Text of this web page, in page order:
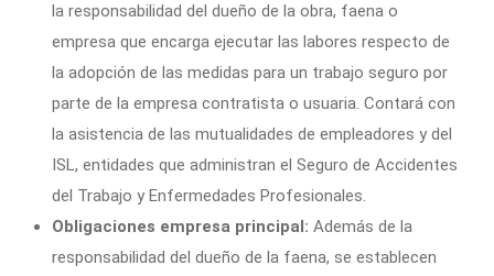
la responsabilidad del dueño de la obra, faena o
empresa que encarga ejecutar las labores respecto de
la adopción de las medidas para un trabajo seguro por
parte de la empresa contratista o usuaria. Contará con
la asistencia de las mutualidades de empleadores y del
ISL, entidades que administran el Seguro de Accidentes
del Trabajo y Enfermedades Profesionales.
Obligaciones empresa principal: Además de la
responsabilidad del dueño de la faena, se establecen